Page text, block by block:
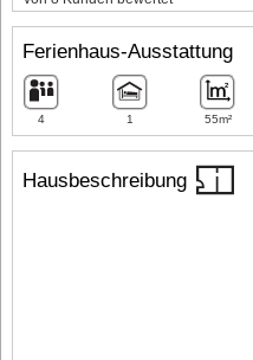
Hausbeschreibung
Ferienhaus-Ausstattung
4 1 55m²